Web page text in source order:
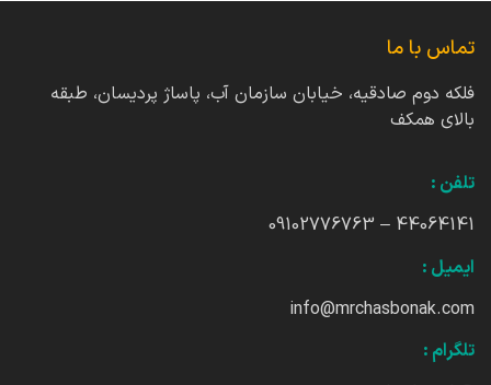
تماس با ما
فلکه دوم صادقیه، خیابان سازمان آب، پاساژ پردیسان، طبقه
بالای همکف
تلفن :
44064141 – 09102776763
ایمیل :
info@mrchasbonak.com
تلگرام :